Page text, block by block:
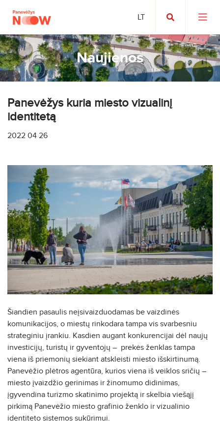
Naujienos
Panevėžys kuria miesto vizualinį
identitetą
2022 04 26
Šiandien pasaulis neįsivaizduodamas be vaizdinės
komunikacijos, o miestų rinkodara tampa vis svarbesniu
strateginiu įrankiu. Kasdien augant konkurencijai dėl naujų
investicijų, turistų ir gyventojų – prekės ženklas tampa
viena iš priemonių siekiant atskleisti miesto išskirtinumą.
Panevėžio plėtros agentūra, kurios viena iš veiklos sričių –
miesto įvaizdžio gerinimas ir žinomumo didinimas,
įgyvendina turizmo skatinimo projektą ir skelbia viešąjį
pirkimą Panevėžio miesto grafinio ženklo ir vizualinio
identiteto sistemos sukūrimui.